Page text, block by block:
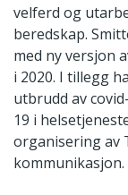
velferd og
beredskap.
med ny versjon
i 2020. I tillegg
utbrudd av
19 i
organisering av
kommunikasjon.